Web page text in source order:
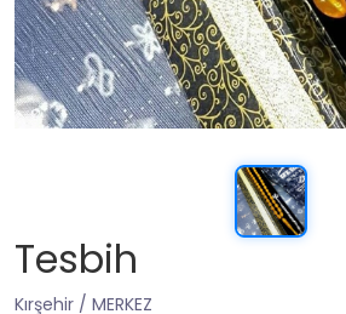
Tesbih
Kırşehir / MERKEZ